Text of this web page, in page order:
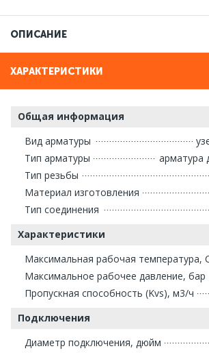
ОПИСАНИЕ
ХАРАКТЕРИСТИКИ
Общая информация
Вид арматуры
Тип арматуры
арматура
Тип резьбы
Материал изготовления
Тип соединения
Характеристики
Максимальная рабочая температура,
Максимальное рабочее давление, бар
Пропускная способность (Kvs), м3/ч
Подключения
Диаметр подключения, дюйм